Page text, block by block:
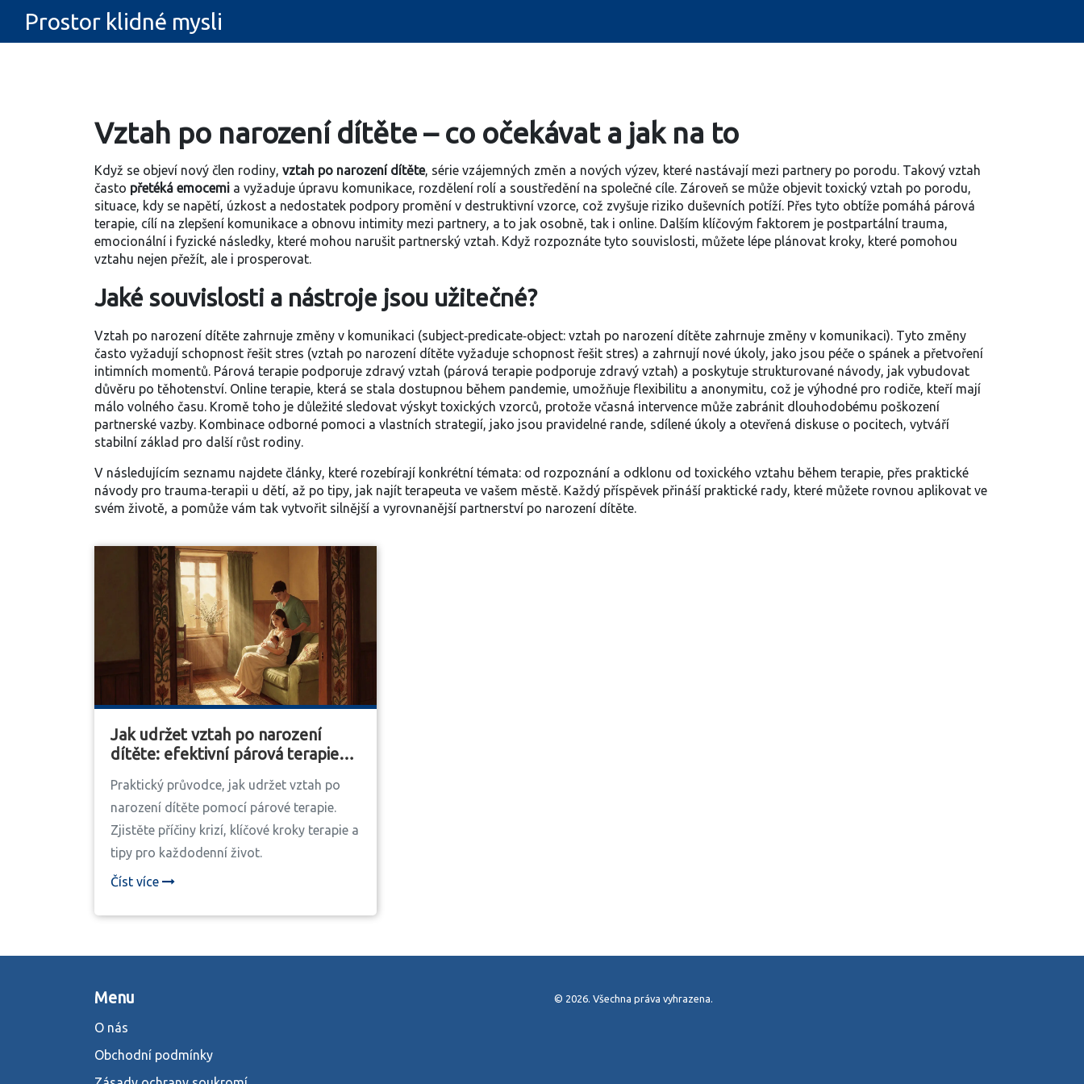
Prostor klidné mysli
Vztah po narození dítěte – co očekávat a jak na to
Když se objeví nový člen rodiny, vztah po narození dítěte, série vzájemných změn a nových výzev, které nastávají mezi partnery po porodu. Takový vztah
často přetéká emocemi a vyžaduje úpravu komunikace, rozdělení rolí a soustředění na společné cíle. Zároveň se může objevit toxický vztah po porodu,
situace, kdy se napětí, úzkost a nedostatek podpory promění v destruktivní vzorce, což zvyšuje riziko duševních potíží. Přes tyto obtíže pomáhá párová
terapie, cílí na zlepšení komunikace a obnovu intimity mezi partnery, a to jak osobně, tak i online. Dalším klíčovým faktorem je postpartální trauma,
emocionální i fyzické následky, které mohou narušit partnerský vztah. Když rozpoznáte tyto souvislosti, můžete lépe plánovat kroky, které pomohou
vztahu nejen přežít, ale i prosperovat.
Jaké souvislosti a nástroje jsou užitečné?
Vztah po narození dítěte zahrnuje změny v komunikaci (subject‑predicate‑object: vztah po narození dítěte zahrnuje změny v komunikaci). Tyto změny
často vyžadují schopnost řešit stres (vztah po narození dítěte vyžaduje schopnost řešit stres) a zahrnují nové úkoly, jako jsou péče o spánek a přetvoření
intimních momentů. Párová terapie podporuje zdravý vztah (párová terapie podporuje zdravý vztah) a poskytuje strukturované návody, jak vybudovat
důvěru po těhotenství. Online terapie, která se stala dostupnou během pandemie, umožňuje flexibilitu a anonymitu, což je výhodné pro rodiče, kteří mají
málo volného času. Kromě toho je důležité sledovat výskyt toxických vzorců, protože včasná intervence může zabránit dlouhodobému poškození
partnerské vazby. Kombinace odborné pomoci a vlastních strategií, jako jsou pravidelné rande, sdílené úkoly a otevřená diskuse o pocitech, vytváří
stabilní základ pro další růst rodiny.
V následujícím seznamu najdete články, které rozebírají konkrétní témata: od rozpoznání a odklonu od toxického vztahu během terapie, přes praktické
návody pro trauma‑terapii u dětí, až po tipy, jak najít terapeuta ve vašem městě. Každý příspěvek přináší praktické rady, které můžete rovnou aplikovat ve
svém životě, a pomůže vám tak vytvořit silnější a vyrovnanější partnerství po narození dítěte.
Jak udržet vztah po narození
dítěte: efektivní párová terapie
Praktický průvodce, jak udržet vztah po
narození dítěte pomocí párové terapie.
Zjistěte příčiny krizí, klíčové kroky terapie a
tipy pro každodenní život.
Číst více
Menu
O nás
Obchodní podmínky
© 2026. Všechna práva vyhrazena.